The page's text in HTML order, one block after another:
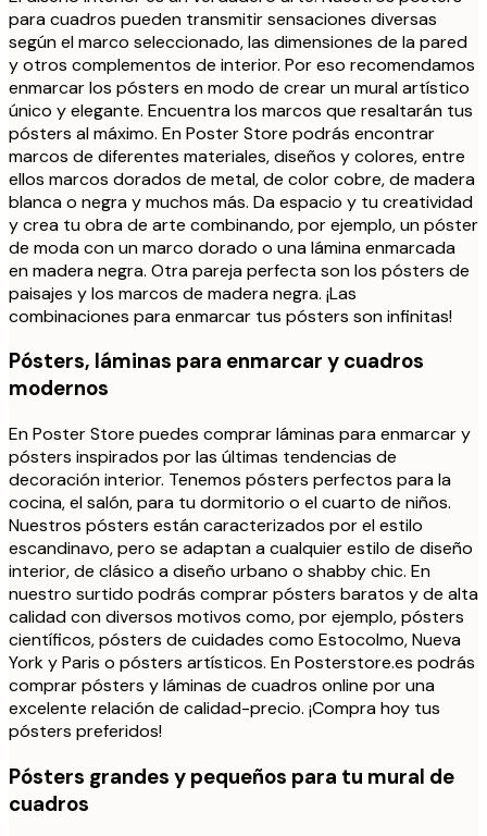
para cuadros pueden transmitir sensaciones diversas
según el marco seleccionado, las dimensiones de la pared
y otros complementos de interior. Por eso recomendamos
enmarcar los pósters en modo de crear un mural artístico
único y elegante. Encuentra los marcos que resaltarán tus
pósters al máximo. En Poster Store podrás encontrar
marcos de diferentes materiales, diseños y colores, entre
ellos marcos dorados de metal, de color cobre, de madera
blanca o negra y muchos más. Da espacio y tu creatividad
y crea tu obra de arte combinando, por ejemplo, un póster
de moda con un marco dorado o una lámina enmarcada
en madera negra. Otra pareja perfecta son los pósters de
paisajes y los marcos de madera negra. ¡Las
combinaciones para enmarcar tus pósters son infinitas!
Pósters, láminas para enmarcar y cuadros
modernos
En Poster Store puedes comprar láminas para enmarcar y
pósters inspirados por las últimas tendencias de
decoración interior. Tenemos pósters perfectos para la
cocina, el salón, para tu dormitorio o el cuarto de niños.
Nuestros pósters están caracterizados por el estilo
escandinavo, pero se adaptan a cualquier estilo de diseño
interior, de clásico a diseño urbano o shabby chic. En
nuestro surtido podrás comprar pósters baratos y de alta
calidad con diversos motivos como, por ejemplo, pósters
científicos, pósters de cuidades como Estocolmo, Nueva
York y Paris o pósters artísticos. En Posterstore.es podrás
comprar pósters y láminas de cuadros online por una
excelente relación de calidad-precio. ¡Compra hoy tus
pósters preferidos!
Pósters grandes y pequeños para tu mural de
cuadros